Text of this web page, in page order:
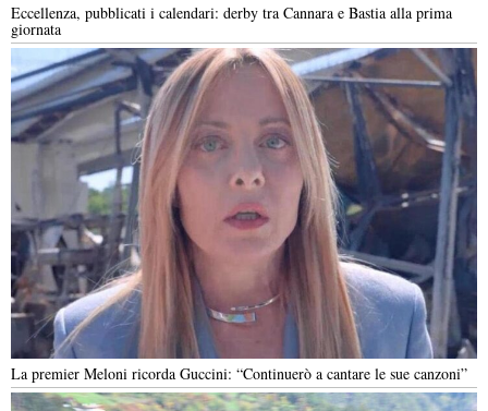
Eccellenza, pubblicati i calendari: derby tra Cannara e Bastia alla prima
giornata
La premier Meloni ricorda Guccini: “Continuerò a cantare le sue canzoni”